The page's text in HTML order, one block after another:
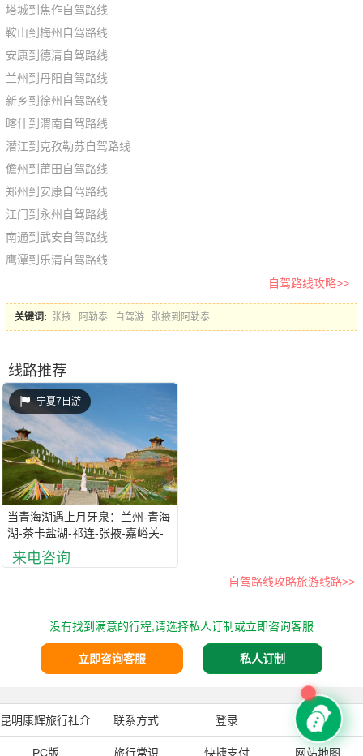
塔城到焦作自驾路线
鞍山到梅州自驾路线
安康到德清自驾路线
兰州到丹阳自驾路线
新乡到徐州自驾路线
喀什到渭南自驾路线
潜江到克孜勒苏自驾路线
儋州到莆田自驾路线
郑州到安康自驾路线
江门到永州自驾路线
南通到武安自驾路线
鹰潭到乐清自驾路线
自驾路线攻略>>
关键词: 张掖 阿勒泰 自驾游 张掖到阿勒泰
线路推荐
宁夏7日游
当青海湖遇上月牙泉：兰州-青海
湖-茶卡盐湖-祁连-张掖-嘉峪关-
敦煌7日游（兰州,青海湖,茶卡盐
湖,张掖丹霞地质公园,敦煌莫高
来电咨询
自驾路线攻略旅游线路>>
没有找到满意的行程,请选择私人订制或立即咨询客服
立即咨询客服 私人订制
昆明康辉旅行社介
绍
联系方式 登录 注册
PC版 旅行常识 快捷支付 网站地图